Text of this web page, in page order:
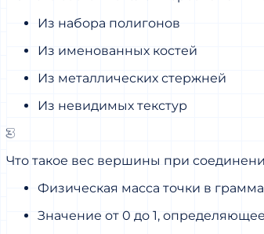
Из набора полигонов
Из именованных костей
Из металлических стержней
Из невидимых текстур
3
Что такое вес вершины при
Физическая масса точки в
Значение от 0 до 1,